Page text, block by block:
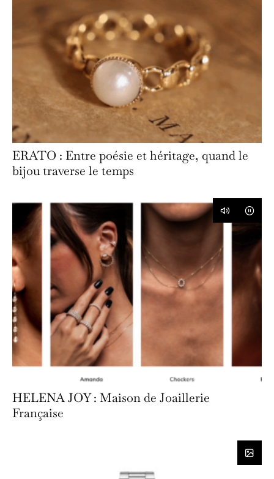
ERATO : Entre poésie et héritage, quand le
bijou traverse le temps
HELENA JOY : Maison de Joaillerie
Française